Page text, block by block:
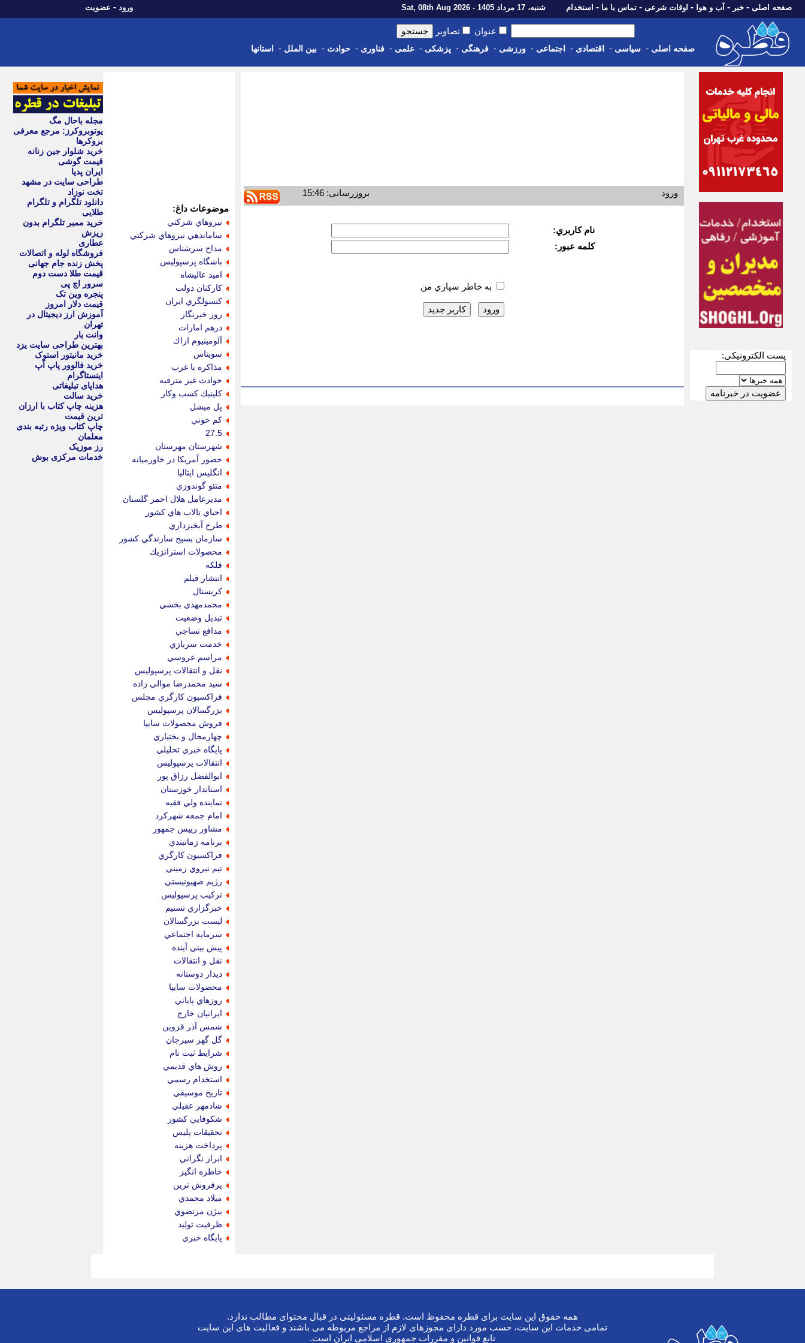
صفحه اصلی - خبر - آب و هوا - اوقات شرعی - تماس با ما - استخدام شنبه، 17 مرداد 1405 - Sat, 08th Aug 2026 ورود - عضویت
عنوان تصاویر
صفحه اصلی - سیاسی - اقتصادی - اجتماعی - ورزشی - فرهنگی - پزشکی - علمی - فناوری - حوادث - بین الملل - استانها
پست الکترونیکی:
ورود بروزرسانی: 15:46
نام كاربري:
كلمه عبور:
به خاطر سپاري من
موضوعات داغ:
نيروهاي شركتي
ساماندهي نيروهاي شركتي
مداح سرشناس
باشگاه پرسپوليس
اميد عاليشاه
كاركنان دولت
كنسولگري ايران
روز خبرنگار
درهم امارات
آلومينيوم اراك
سويناس
مذاكره با غرب
حوادث غير مترقبه
كلينيك كسب وكار
پل ميشل
كم خوني
27.5
شهرستان مهرستان
حضور آمريكا در خاورميانه
انگليس ايتاليا
متئو گوندوزي
مديرعامل هلال احمر گلستان
احياي تالاب هاي كشور
طرح آبخيزداري
سازمان بسيج سازندگي كشور
محصولات استراتژيك
فلكه
انتشار فيلم
كريستال
محمدمهدي بخشي
تبديل وضعيت
مدافع نساجي
خدمت سربازي
مراسم عروسي
نقل و انتقالات پرسپوليس
سيد محمدرضا موالي زاده
فراكسيون كارگري مجلس
بزرگسالان پرسپوليس
فروش محصولات سايپا
چهارمحال و بختياري
پايگاه خبري تحليلي
انتقالات پرسپوليس
ابوالفضل رزاق پور
استاندار خوزستان
نماينده ولي فقيه
امام جمعه شهركرد
مشاور رييس جمهور
برنامه زمانبندي
فراكسيون كارگري
تيم نيروي زميني
رژيم صهيونيستي
تركيب پرسپوليس
خبرگزاري تسنيم
ليست بزرگسالان
سرمايه اجتماعي
پيش بيني آينده
نقل و انتقالات
ديدار دوستانه
محصولات سايپا
روزهاي پاياني
ايرانيان خارج
شمس آذر قزوين
گل گهر سيرجان
شرايط ثبت نام
روش هاي قديمي
استخدام رسمي
تاريخ موسيقي
شادمهر عقيلي
شكوفايي كشور
تحقيقات پليس
پرداخت هزينه
ابراز نگراني
خاطره انگيز
پرفروش ترين
ميلاد محمدي
بيژن مرتضوي
ظرفيت توليد
پايگاه خبري
مجله باحال مگ
یوتوبروکرز: مرجع معرفی
بروکرها
خرید شلوار جین زنانه
قیمت گوشی
ایران پدیا
طراحی سایت در مشهد
تخت نوزاد
دانلود تلگرام و تلگرام
طلایی
خرید ممبر تلگرام بدون
ریزش
عطاری
فروشگاه لوله و اتصالات
پخش زنده جام جهانی
قیمت طلا دست دوم
سرور اچ پی
پنجره وین تک
قیمت دلار امروز
آموزش ارز دیجیتال در
تهران
وانت بار
بهترین طراحی سایت یزد
خرید مانیتور استوک
خرید فالوور پاپ آپ
اینستاگرام
هدایای تبلیغاتی
خرید سالت
هزینه چاپ کتاب با ارزان
ترین قیمت
چاپ کتاب ویژه رتبه بندی
معلمان
رز موزیک
خدمات مرکزی بوش
همه حقوق این سایت برای قطره محفوظ است. قطره مسئولیتی در قبال محتوای مطالب ندارد.
تمامی خدمات این سایت، حسب مورد دارای مجوزهای لازم از مراجع مربوطه می باشند و فعالیت های این سایت
تابع قوانین و مقررات جمهوری اسلامی ایران است.